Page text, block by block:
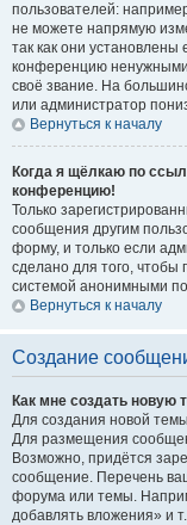
пользователей:
не можете напрямую
так как они
конференцию
своё звание. На
или администратор
Вернуться к началу
Когда я щёлкаю по
конференцию!
Только
сообщения другим
форму, и только если
сделано для того, чтобы
системой анонимными
Вернуться к началу
Создание
Как мне создать новую
Для создания новой
Для размещения
Возможно, придётся
сообщение. Перечень
форума или темы.
добавлять вложения» и